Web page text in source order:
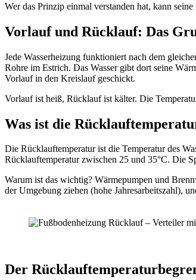
Wer das Prinzip einmal verstanden hat, kann
Vorlauf und Rücklauf: Das
Jede Wasserheizung funktioniert nach dem
Rohre im Estrich. Das Wasser gibt dort seine
Vorlauf in den Kreislauf geschickt.
Vorlauf ist heiß, Rücklauf ist kälter. Die
Was ist die
Die Rücklauftemperatur ist die Temperatur des
Rücklauftemperatur zwischen 25 und 35°C. Die
Warum ist das wichtig? Wärmepumpen und
der Umgebung ziehen (hohe Jahresarbeitszahl),
Der